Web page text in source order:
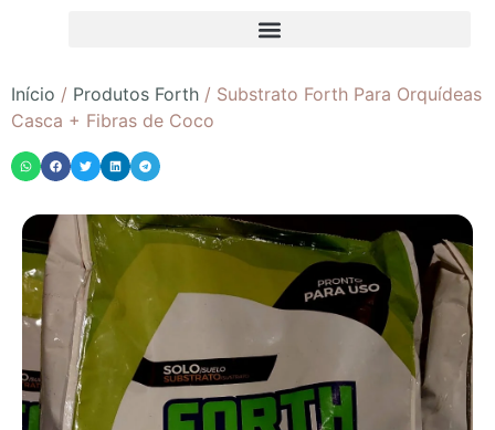
Início / Produtos Forth / Substrato Forth Para Orquídeas
Casca + Fibras de Coco